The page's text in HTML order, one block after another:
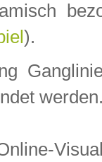
).